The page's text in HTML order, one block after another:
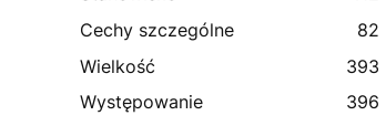
Cechy szczególne
82
Wielkość
393
Występowanie
396